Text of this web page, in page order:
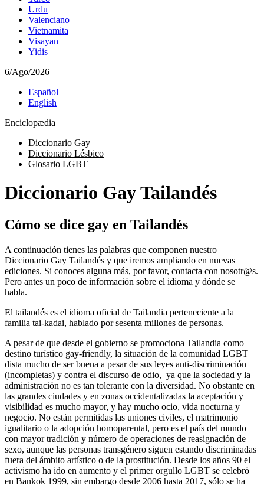
Urdu
Valenciano
Vietnamita
Visayan
Yidis
6/Ago/2026
Español
English
Enciclopædia
Diccionario Gay
Diccionario Lésbico
Glosario LGBT
Diccionario Gay Tailandés
Cómo se dice gay en Tailandés
A continuación tienes las palabras que componen nuestro
Diccionario Gay Tailandés y que iremos ampliando en nuevas
ediciones. Si conoces alguna más, por favor, contacta con nosotr@s.
Pero antes un poco de información sobre el idioma y dónde se
habla.
El tailandés es el idioma oficial de Tailandia perteneciente a la
familia tai-kadai, hablado por sesenta millones de personas.
A pesar de que desde el gobierno se promociona Tailandia como
destino turístico gay-friendly, la situación de la comunidad LGBT
dista mucho de ser buena a pesar de sus leyes anti-discriminación
(incompletas) y contra el discurso de odio, ya que la sociedad y la
administración no es tan tolerante con la diversidad. No obstante en
las grandes ciudades y en zonas occidentalizadas la aceptación y
visibilidad es mucho mayor, y hay mucho ocio, vida nocturna y
negocio. No están permitidas las uniones civiles, el matrimonio
igualitario o la adopción homoparental, pero es el país del mundo
con mayor tradición y número de operaciones de reasignación de
sexo, aunque las personas transgénero siguen estando discriminadas
fuera del ámbito artístico o de la prostitución. Desde los años 90 el
activismo ha ido en aumento y el primer orgullo LGBT se celebró
en Bankok 1999, sin embargo desde 2006 hasta 2017, sólo se ha